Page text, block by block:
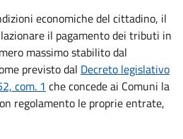
economiche del cittadino, il
il pagamento dei tributi in
massimo stabilito dal
previsto dal Decreto legislativo
com. 1 che concede ai Comuni la
regolamento le proprie entrate,